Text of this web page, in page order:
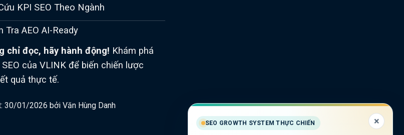
KPI SEO Theo Ngành
Tra AEO AI-Ready
chỉ đọc, hãy hành động! Khám phá
của VLINK để biến chiến lược
quả thực tế.
30/01/2026 bởi Văn Hùng Danh
SEO GROWTH SYSTEM THỰC CHIẾN ×